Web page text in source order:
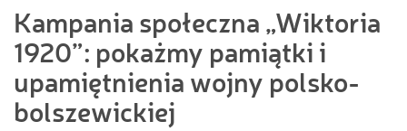
Kampania społeczna „Wiktoria
1920”: pokażmy pamiątki i
upamiętnienia wojny polsko-
bolszewickiej